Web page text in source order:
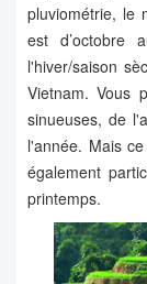
pluviométrie, le
est d’octobre
l'hiver/saison
Vietnam. Vous
sinueuses, de
l'année. Mais
également
printemps.